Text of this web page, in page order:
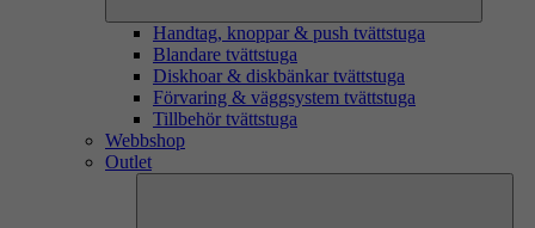
Handtag, knoppar & push tvättstuga
Blandare tvättstuga
Diskhoar & diskbänkar tvättstuga
Förvaring & väggsystem tvättstuga
Tillbehör tvättstuga
Webbshop
Outlet